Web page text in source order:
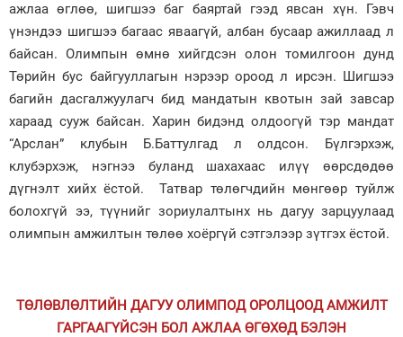
ажлаа өглөө, шигшээ баг баяртай гээд явсан хүн. Гэвч
үнэндээ шигшээ багаас яваагүй, албан бусаар ажиллаад л
байсан. Олимпын өмнө хийгдсэн олон томилгоон дунд
Төрийн бус байгууллагын нэрээр ороод л ирсэн. Шигшээ
багийн дасгалжуулагч бид мандатын квотын зай завсар
хараад сууж байсан. Харин бидэнд олдоогүй тэр мандат
“Арслан” клубын Б.Баттулгад л олдсон. Бүлгэрхэж,
клубэрхэж, нэгнээ буланд шахахаас илүү өөрсдөдөө
дүгнэлт хийх ёстой. Татвар төлөгчдийн мөнгөөр туйлж
болохгүй ээ, түүнийг зориулалтынх нь дагуу зарцуулаад
олимпын амжилтын төлөө хоёргүй сэтгэлээр зүтгэх ёстой.
ТӨЛӨВЛӨЛТИЙН ДАГУУ ОЛИМПОД ОРОЛЦООД АМЖИЛТ
ГАРГААГҮЙСЭН БОЛ АЖЛАА ӨГӨХӨД БЭЛЭН